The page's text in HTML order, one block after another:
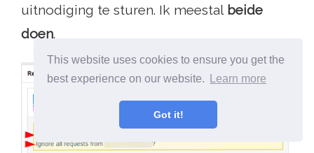
This website uses cookies to ensure you get the
best experience on our website.
Learn more
Got it!
uitnodiging te sturen. Ik meestal beide
doen.